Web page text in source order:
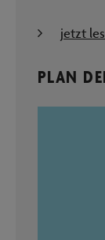
jetzt
PLAN